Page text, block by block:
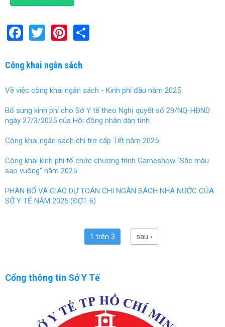
F
ce
o
o
k
T
tt
Pi
er
t
Công khai ngân sách
Về việc công khai ngân sách - Kinh phí đầu năm 2025
Bổ sung kinh phí cho Sở Y tế theo Nghị quyết số 29/NQ-HĐND
ngày 27/3/2025 của Hội đồng nhân dân tỉnh
Công khai ngân sách chi trợ cấp Tết năm 2025
Công khai kinh phí tổ chức chương trình Gameshow “Sắc màu
sao vuông” năm 2025
PHÂN BỔ VÀ GIAO DỰ TOÁN CHI NGÂN SÁCH NHÀ NƯỚC CỦA
SỞ Y TẾ NĂM 2025 (ĐỢT 6)
1 trên 3 sau ›
Cổng thông tin Sở Y Tế